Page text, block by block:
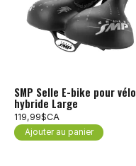
SMP Selle E-bike pour vélo
hybride Large
119,99$CA
Ajouter au panier